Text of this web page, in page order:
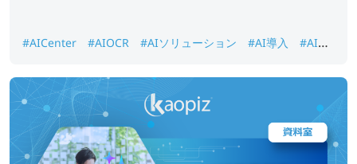
#AICenter #AIOCR #AIソリューション #AI導入
#AI画